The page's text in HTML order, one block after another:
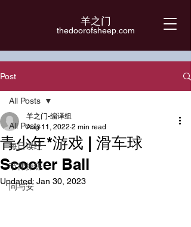
羊之门
​thedoorofsheep.com
Post
All Posts
每日读经
节律操练
问与安
All Posts
青少年*游戏 | 滑车球
Scooter Ball
羊之门-编译组
Aug 11, 2022 2 min read
Updated: Jan 30, 2023